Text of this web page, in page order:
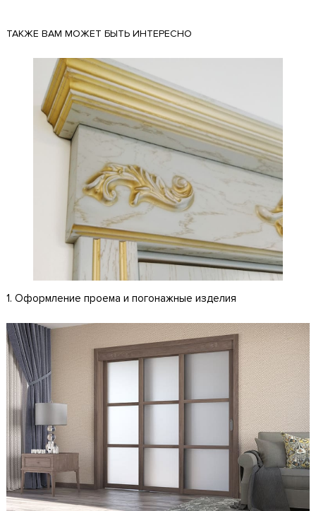
ТАКЖЕ ВАМ МОЖЕТ БЫТЬ ИНТЕРЕСНО
1. Оформление проема и погонажные изделия